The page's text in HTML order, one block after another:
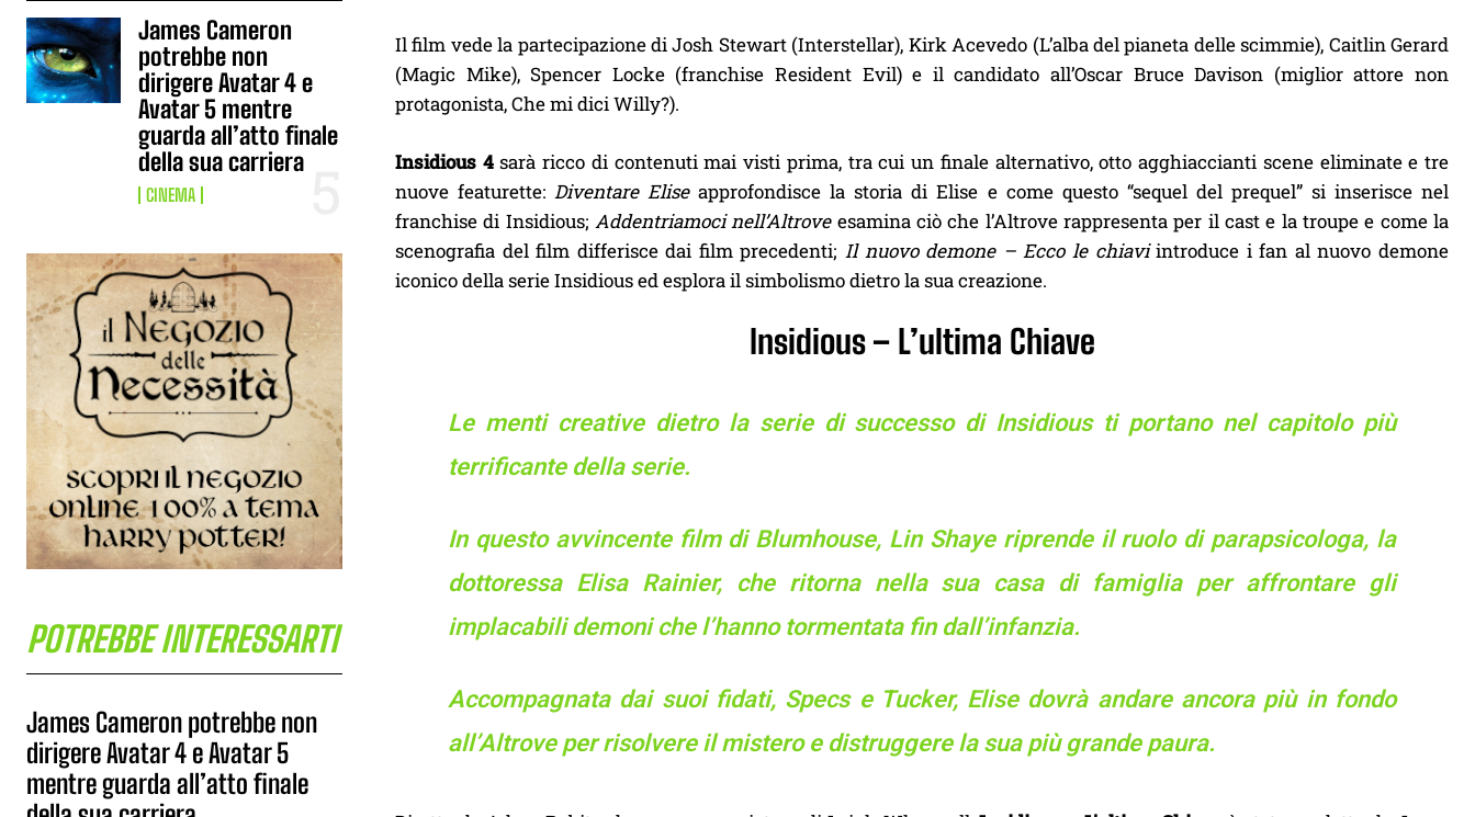
James Cameron
potrebbe non
dirigere Avatar 4 e
Avatar 5 mentre
guarda all’atto finale
della sua carriera
CINEMA
POTREBBE INTERESSARTI
James Cameron potrebbe non
dirigere Avatar 4 e Avatar 5
mentre guarda all’atto finale
Il film vede la partecipazione di Josh Stewart (Interstellar), Kirk Acevedo (L’alba del pianeta delle scimmie), Caitlin Gerard
(Magic Mike), Spencer Locke (franchise Resident Evil) e il candidato all’Oscar Bruce Davison (miglior attore non
protagonista, Che mi dici Willy?).
Insidious 4sarà ricco di contenuti mai visti prima, tra cui un finale alternativo, otto agghiaccianti scene eliminate e tre
nuove featurette:Diventare Eliseapprofondisce la storia di Elise e come questo “sequel del prequel” si inserisce nel
franchise di Insidious; Addentriamoci nell’Altroveesamina ciò che l’Altrove rappresenta per il cast e la troupe e come la
scenografia del film differisce dai film precedenti;Il nuovo demone – Ecco le chiaviintroduce i fan al nuovo demone
iconico della serie Insidious ed esplora il simbolismo dietro la sua creazione.
Insidious – L’ultima Chiave
Le menti creative dietro la serie di successo di Insidious ti portano nel capitolo più
terrificante della serie.
In questo avvincente film di Blumhouse, Lin Shaye riprende il ruolo di parapsicologa, la
dottoressa Elisa Rainier, che ritorna nella sua casa di famiglia per affrontare gli
implacabili demoni che l’hanno tormentata fin dall’infanzia.
Accompagnata dai suoi fidati, Specs e Tucker, Elise dovrà andare ancora più in fondo
all’Altrove per risolvere il mistero e distruggere la sua più grande paura.